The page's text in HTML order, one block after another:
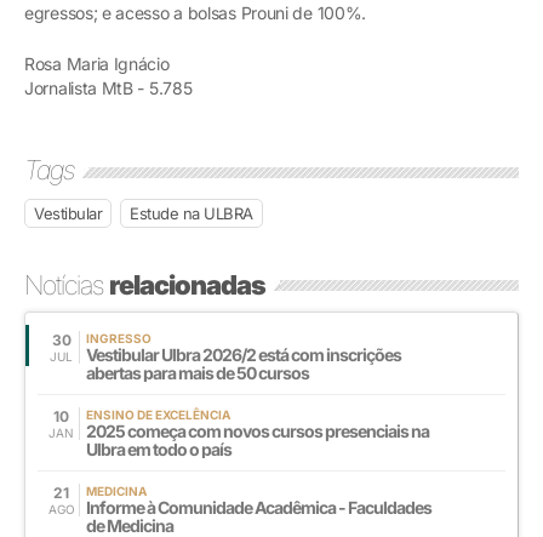
egressos; e acesso a bolsas Prouni de 100%.
Rosa Maria Ignácio
Jornalista MtB - 5.785
Tags
Vestibular Estude na ULBRA
Notíciasrelacionadas
30
JUL
INGRESSO
Vestibular Ulbra 2026/2 está com inscrições
abertas para mais de 50 cursos
10
JAN
ENSINO DE EXCELÊNCIA
2025 começa com novos cursos presenciais na
Ulbra em todo o país
21
AGO
MEDICINA
Informe à Comunidade Acadêmica - Faculdades
de Medicina